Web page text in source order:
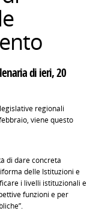
di ieri, 20
regionali
viene questo
di dare concreta
delle Istituzioni e
i livelli istituzionali e
funzioni e per